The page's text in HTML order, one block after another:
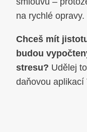
na rychlé opravy.
Chceš mít
budou
stresu? Udělej
daňovou aplikací